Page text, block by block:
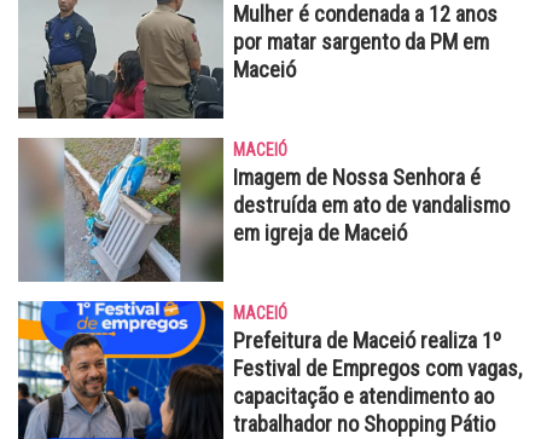
Mulher é condenada a 12 anos
por matar sargento da PM em
Maceió
MACEIÓ
Imagem de Nossa Senhora é
destruída em ato de vandalismo
em igreja de Maceió
MACEIÓ
Prefeitura de Maceió realiza 1º
Festival de Empregos com vagas,
capacitação e atendimento ao
trabalhador no Shopping Pátio